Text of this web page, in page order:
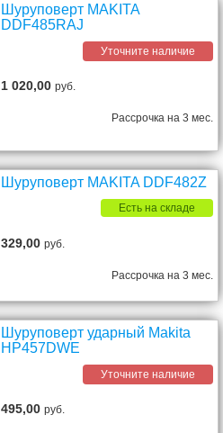
Шуруповерт MAKITA
DDF485RAJ
Уточните наличие
1 020,00руб.
Рассрочка на 3 мес.
Шуруповерт MAKITA DDF482Z
Есть на складе
329,00руб.
Рассрочка на 3 мес.
Шуруповерт ударный Makita
HP457DWE
Уточните наличие
495,00руб.